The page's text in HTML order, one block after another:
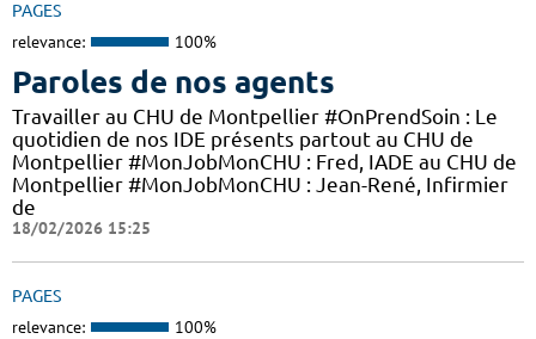
PAGES
relevance: 100%
Paroles de nos agents
Travailler au CHU de Montpellier #OnPrendSoin : Le
quotidien de nos IDE présents partout au CHU de
Montpellier #MonJobMonCHU : Fred, IADE au CHU de
Montpellier #MonJobMonCHU : Jean-René, Infirmier
de
18/02/2026 15:25
PAGES
relevance: 100%